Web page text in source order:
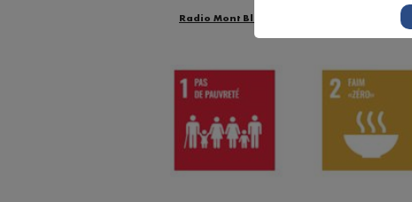
Radio Mont Blanc